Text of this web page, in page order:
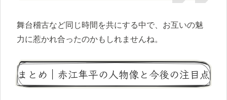
舞台稽古など同じ時間を共にする中で、お互いの魅
力に惹かれ合ったのかもしれませんね。
まとめ｜赤江隼平の人物像と今後の注目点